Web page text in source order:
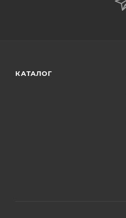
КАТАЛОГ